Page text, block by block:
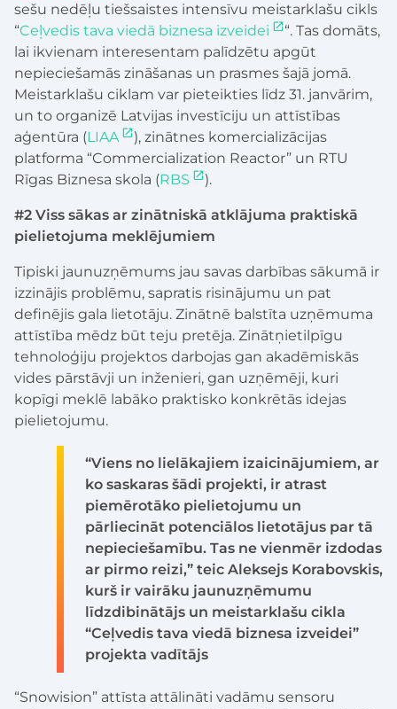
sešu nedēļu tiešsaistes intensīvu meistarklašu cikls
“Ceļvedis tava viedā biznesa izveidei
“. Tas domāts,
lai ikvienam interesentam palīdzētu apgūt
nepieciešamās zināšanas un prasmes šajā jomā.
Meistarklašu ciklam var pieteikties līdz 31. janvārim,
un to organizē Latvijas investīciju un attīstības
aģentūra (LIAA
), zinātnes komercializācijas
platforma “Commercialization Reactor” un RTU
Rīgas Biznesa skola (RBS ).
#2 Viss sākas ar zinātniskā atklājuma praktiskā
pielietojuma meklējumiem
Tipiski jaunuzņēmums jau savas darbības sākumā ir
izzinājis problēmu, sapratis risinājumu un pat
definējis gala lietotāju. Zinātnē balstīta uzņēmuma
attīstība mēdz būt teju pretēja. Zinātņietilpīgu
tehnoloģiju projektos darbojas gan akadēmiskās
vides pārstāvji un inženieri, gan uzņēmēji, kuri
kopīgi meklē labāko praktisko konkrētās idejas
pielietojumu.
“Viens no lielākajiem izaicinājumiem, ar
ko saskaras šādi projekti, ir atrast
piemērotāko pielietojumu un
pārliecināt potenciālos lietotājus par tā
nepieciešamību. Tas ne vienmēr izdodas
ar pirmo reizi,” teic Aleksejs Korabovskis,
kurš ir vairāku jaunuzņēmumu
līdzdibinātājs un meistarklašu cikla
“Ceļvedis tava viedā biznesa izveidei”
projekta vadītājs
“Snowision” attīsta attālināti vadāmu sensoru